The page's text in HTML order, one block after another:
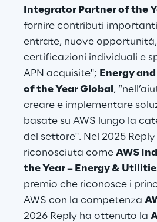
Integrator Partner of the
fornire contributi
entrate, nuove
certificazioni individuali e
APN acquisite"; Energy
of the Year Global ,
creare e implementare
basate su AWS lungo la
del settore". Nel 2025
riconosciuta come AWS
the Year – Energy &
premio che riconosce i
AWS con la competenza
2026 Reply ha ottenuto la